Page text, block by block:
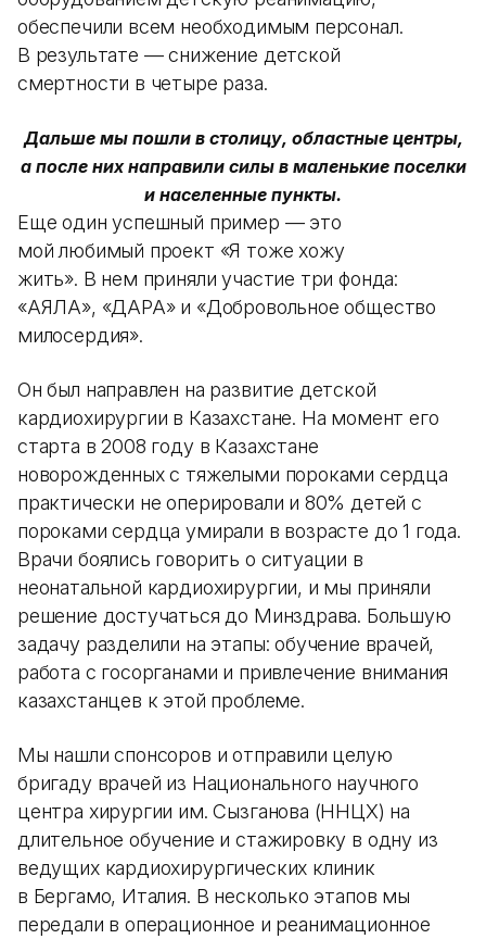
обеспечили всем необходимым персонал.
В результате — снижение детской
смертности в четыре раза.
Дальше мы пошли в столицу, областные центры,
а после них направили силы в маленькие поселки
и населенные пункты.
Еще один успешный пример — это
мой любимый проект «Я тоже хожу
жить». В нем приняли участие три фонда:
«АЯЛА», «ДАРА» и «Добровольное общество
милосердия».
Он был направлен на развитие детской
кардиохирургии в Казахстане. На момент его
старта в 2008 году в Казахстане
новорожденных с тяжелыми пороками сердца
практически не оперировали и 80% детей с
пороками сердца умирали в возрасте до 1 года.
Врачи боялись говорить о ситуации в
неонатальной кардиохирургии, и мы приняли
решение достучаться до Минздрава. Большую
задачу разделили на этапы: обучение врачей,
работа с госорганами и привлечение внимания
казахстанцев к этой проблеме.
Мы нашли спонсоров и отправили целую
бригаду врачей из Национального научного
центра хирургии им. Сызганова (ННЦХ) на
длительное обучение и стажировку в одну из
ведущих кардиохирургических клиник
в Бергамо, Италия. В несколько этапов мы
передали в операционное и реанимационное